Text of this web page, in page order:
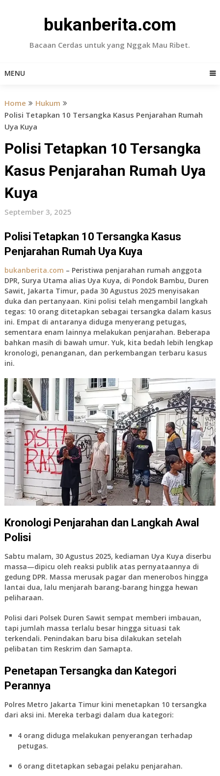
bukanberita.com
Bacaan Cerdas untuk yang Nggak Mau Ribet.
MENU
Home
Hukum
Polisi Tetapkan 10 Tersangka Kasus Penjarahan Rumah
Uya Kuya
Polisi Tetapkan 10 Tersangka
Kasus Penjarahan Rumah Uya
Kuya
September 3, 2025
Polisi Tetapkan 10 Tersangka Kasus
Penjarahan Rumah Uya Kuya
bukanberita.com – Peristiwa penjarahan rumah anggota
DPR, Surya Utama alias Uya Kuya, di Pondok Bambu, Duren
Sawit, Jakarta Timur, pada 30 Agustus 2025 menyisakan
duka dan pertanyaan. Kini polisi telah mengambil langkah
tegas: 10 orang ditetapkan sebagai tersangka dalam kasus
ini. Empat di antaranya diduga menyerang petugas,
sementara enam lainnya melakukan penjarahan. Beberapa
bahkan masih di bawah umur. Yuk, kita bedah lebih lengkap
kronologi, penanganan, dan perkembangan terbaru kasus
ini.
Kronologi Penjarahan dan Langkah Awal
Polisi
Sabtu malam, 30 Agustus 2025, kediaman Uya Kuya diserbu
massa—dipicu oleh reaksi publik atas pernyataannya di
gedung DPR. Massa merusak pagar dan menerobos hingga
lantai dua, lalu menjarah barang-barang hingga hewan
peliharaan.
Polisi dari Polsek Duren Sawit sempat memberi imbauan,
tapi jumlah massa terlalu besar hingga situasi tak
terkendali. Penindakan baru bisa dilakukan setelah
pelibatan tim Reskrim dan Samapta.
Penetapan Tersangka dan Kategori
Perannya
Polres Metro Jakarta Timur kini menetapkan 10 tersangka
dari aksi ini. Mereka terbagi dalam dua kategori:
4 orangdiduga melakukan penyerangan terhadap
petugas.
6 orangditetapkan sebagai pelaku penjarahan.